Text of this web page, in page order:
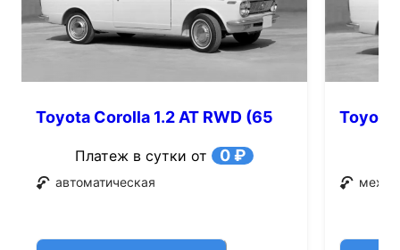
Toyota Corolla 1.2 AT RWD (65
Платеж в сутки от 0 ₽
автоматическая
Toyota